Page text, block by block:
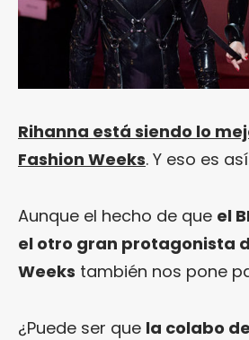
Rihanna está siendo lo
Fashion Weeks. Y eso es
Aunque el hecho de que el
el otro gran protagonista
Weeks también nos pone
¿Puede ser que la colabo